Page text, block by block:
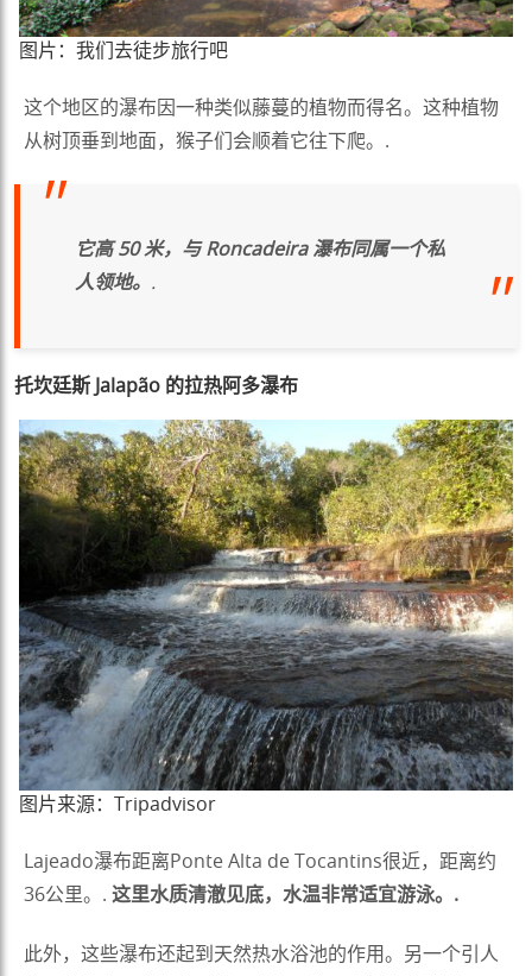
图片：我们去徒步旅行吧
这个地区的瀑布因一种类似藤蔓的植物而得名。这种植物
从树顶垂到地面，猴子们会顺着它往下爬。.
它高 50 米，与 Roncadeira 瀑布同属一个私
人领地。 .
托坎廷斯 Jalapão 的拉热阿多瀑布
图片来源：Tripadvisor
Lajeado瀑布距离Ponte Alta de Tocantins很近，距离约
36公里。. 这里水质清澈见底，水温非常适宜游泳。.
此外，这些瀑布还起到天然热水浴池的作用。另一个引人